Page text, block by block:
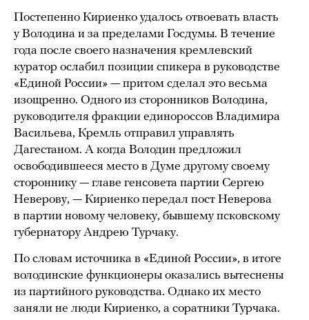
Постепенно Кириенко удалось отвоевать власть
у Володина и за пределами Госдумы. В течение
года после своего назначения кремлевский
куратор ослабил позиции спикера в руководстве
«Единой России» — притом сделал это весьма
изощренно. Одного из сторонников Володина,
руководителя фракции единороссов Владимира
Васильева, Кремль отправил управлять
Дагестаном. А когда Володин предложил
освободившееся место в Думе другому своему
стороннику — главе генсовета партии Сергею
Неверову, — Кириенко передал пост Неверова
в партии новому человеку, бывшему псковскому
губернатору Андрею Турчаку.
По словам источника в «Единой России», в итоге
володинские функционеры оказались вытеснены
из партийного руководства. Однако их место
заняли не люди Кириенко, а соратники Турчака.